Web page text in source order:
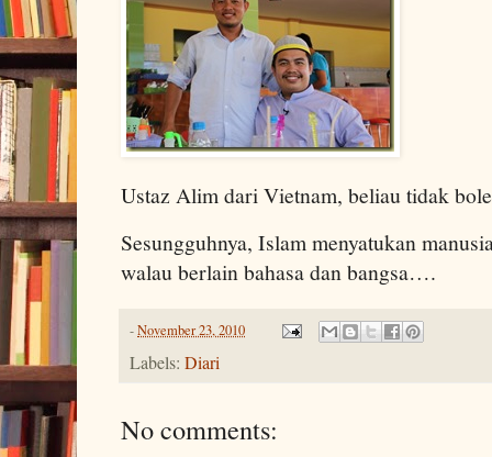
Ustaz Alim dari Vietnam, beliau tidak
Sesungguhnya, Islam menyatukan
walau berlain bahasa dan bangsa….
-November 23, 2010
Labels: Diari
No comments: